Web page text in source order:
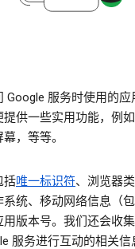
Google 服务时使用的应
供一些实用功能，例如
，等等。
括唯一标识符、浏览器
统、移动网络信息（
版本号。我们还会收
服务进行互动的相关信